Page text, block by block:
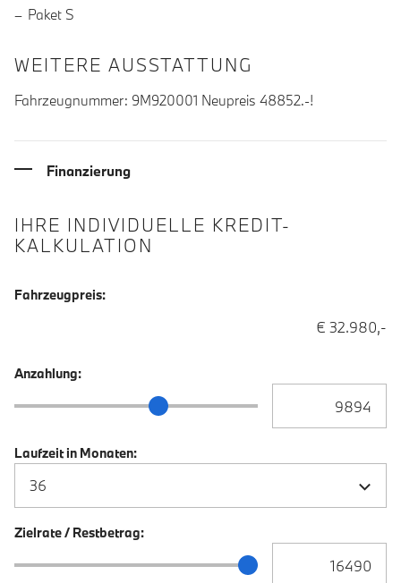
Paket S
WEITERE AUSSTATTUNG
Fahrzeugnummer: 9M920001 Neupreis 48852.-!
Finanzierung
IHRE INDIVIDUELLE KREDIT-
KALKULATION
Fahrzeugpreis:
€ 32.980,-
Anzahlung:
Anzahlung Schieberegler
Laufzeit in Monaten:
Zielrate / Restbetrag:
Zielrate / Restbetrag Schieberegler